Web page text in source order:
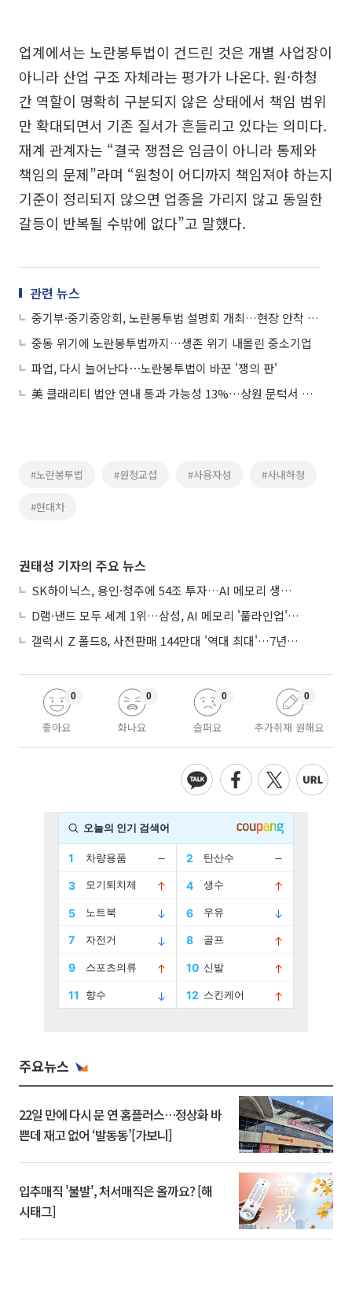
업계에서는 노란봉투법이 건드린 것은 개별 사업장이
아니라 산업 구조 자체라는 평가가 나온다. 원·하청
간 역할이 명확히 구분되지 않은 상태에서 책임 범위
만 확대되면서 기존 질서가 흔들리고 있다는 의미다.
재계 관계자는 “결국 쟁점은 임금이 아니라 통제와
책임의 문제”라며 “원청이 어디까지 책임져야 하는지
기준이 정리되지 않으면 업종을 가리지 않고 동일한
갈등이 반복될 수밖에 없다”고 말했다.
관련 뉴스
중기부·중기중앙회, 노란봉투법 설명회 개최…현장 안착 지원
중동 위기에 노란봉투법까지…생존 위기 내몰린 중소기업
파업, 다시 늘어난다⋯노란봉투법이 바꾼 '쟁의 판'
美 클래리티 법안 연내 통과 가능성 13%…상원 문턱서 제동
#노란봉투법 #원청교섭 #사용자성 #사내하청
#현대차
권태성 기자의 주요 뉴스
SK하이닉스, 용인·청주에 54조 투자…AI 메모리 생산기지 키운다
D램·낸드 모두 세계 1위…삼성, AI 메모리 '풀라인업'으로 승부
갤럭시 Z 폴드8, 사전판매 144만대 '역대 최대'…7년만에 갤노트10 기록 넘어
좋아요
0
화나요
0
슬퍼요
0
추가취재 원해요
0
주요뉴스
22일 만에 다시 문 연 홈플러스…정상화 바
쁜데 재고 없어 ‘발동동’[가보니]
입추매직 '불발', 처서매직은 올까요? [해
시태그]